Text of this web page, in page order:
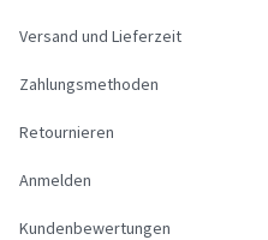
Versand und Lieferzeit
Zahlungsmethoden
Retournieren
Anmelden
Kundenbewertungen